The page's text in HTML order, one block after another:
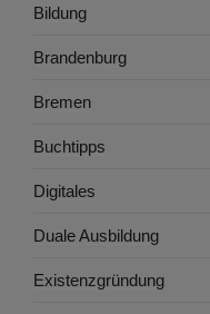
Bildung
Brandenburg
Bremen
Buchtipps
Digitales
Duale Ausbildung
Existenzgründung